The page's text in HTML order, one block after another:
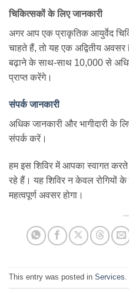
चिकित्सकों के लिए जानकारी
अगर आप एक प्राकृतिक आयुर्वेद
चाहते हैं, तो यह एक अद्वितीय
बढ़ाने के साथ-साथ 10,000 से
प्राप्त करेंगे।
संपर्क जानकारी
अधिक जानकारी और भागीदारी के
संपर्क करें।
हम इस शिविर में आपका स्वागत
रहे हैं। यह शिविर न केवल रोगियों
महत्वपूर्ण अवसर होगा।
This entry was posted in Services.